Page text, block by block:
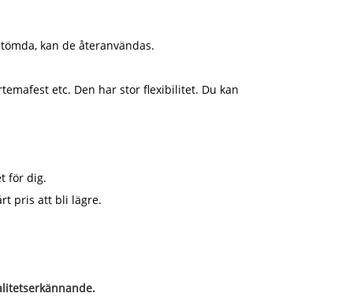
kan de återanvändas.
etc. Den har stor flexibilitet. Du kan
för dig.
pris att bli lägre.